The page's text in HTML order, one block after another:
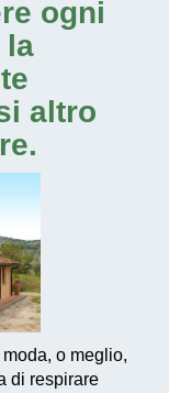
ogni
la
altro
o meglio,
di respirare